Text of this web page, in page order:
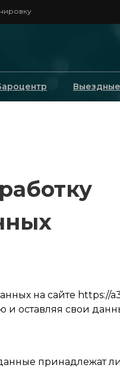
на сайте https://
оставляя свои
принадлежат